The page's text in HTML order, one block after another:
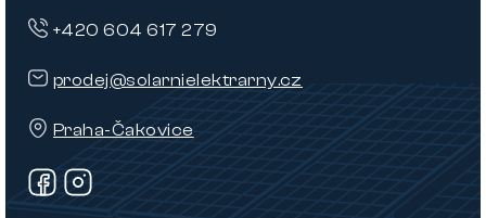
prodej@solarnielektrarny.cz
Praha-Čakovice
+420 604 617 279